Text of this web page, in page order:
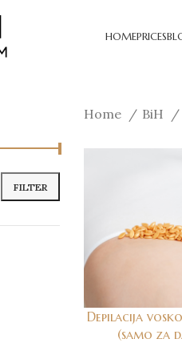
HOMEPRICES
FILTER
Home BiH
Depilacija
(samo za